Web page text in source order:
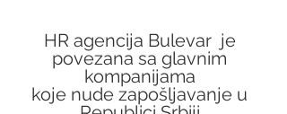
HR agencija Bulevar  je
povezana sa glavnim
kompanijama
koje nude zapošljavanje u